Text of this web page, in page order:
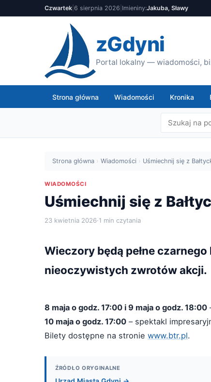
Czwartek 6 sierpnia 2026 Imieniny:Jakuba, Sławy
zGdyni
Portal lokalny — wiadomości,
Strona główna Wiadomości Kronika
Strona główna › Wiadomości › Uśmiechnij się z
WIADOMOŚCI
Uśmiechnij się z
23 kwietnia 2026·1 min czytania
Wieczory będą pełne
nieoczywistych zwrotów akcji.
8 maja o godz. 17:00 i 9 maja o godz. 18:00
10 maja o godz. 17:00 – spektakl
Bilety dostępne na stronie www.btr.pl.
ŹRÓDŁO ORYGINALNE